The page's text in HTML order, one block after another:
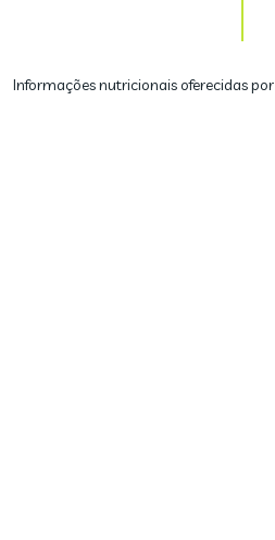
Informações nutricionais oferecidas por